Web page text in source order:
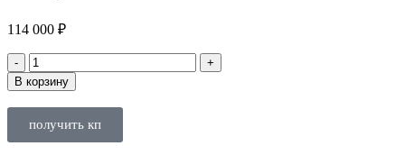
114 000 ₽
В корзину
получить кп